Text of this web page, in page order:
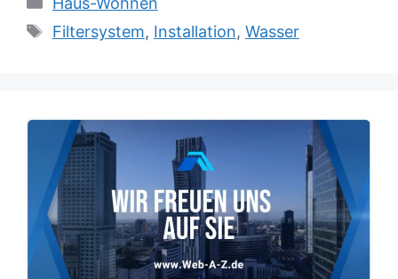
Schlagwörter
Filtersystem, Installation, Wasser